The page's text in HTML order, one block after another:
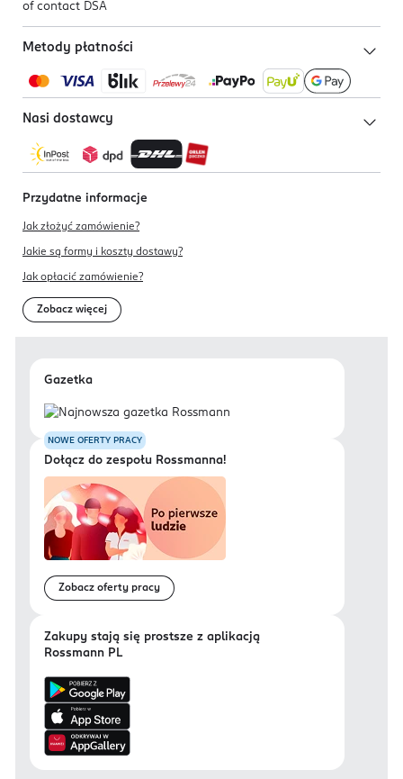
of contact DSA
Metody płatności
Nasi dostawcy
Przydatne informacje
Jak złożyć zamówienie?
Jakie są formy i koszty dostawy?
Jak opłacić zamówienie?
Zobacz więcej
Gazetka
NOWE OFERTY PRACY
Dołącz do zespołu Rossmanna!
Zobacz oferty pracy
Zakupy stają się prostsze z aplikacją
Rossmann PL